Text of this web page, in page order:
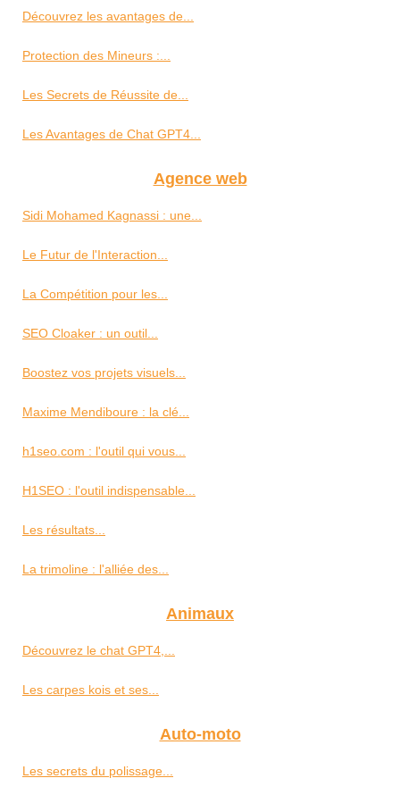
Découvrez les avantages de...
Protection des Mineurs :...
Les Secrets de Réussite de...
Les Avantages de Chat GPT4...
Agence web
Sidi Mohamed Kagnassi : une...
Le Futur de l'Interaction...
La Compétition pour les...
SEO Cloaker : un outil...
Boostez vos projets visuels...
Maxime Mendiboure : la clé...
h1seo.com : l'outil qui vous...
H1SEO : l'outil indispensable...
Les résultats...
La trimoline : l'alliée des...
Animaux
Découvrez le chat GPT4,...
Les carpes kois et ses...
Auto-moto
Les secrets du polissage...